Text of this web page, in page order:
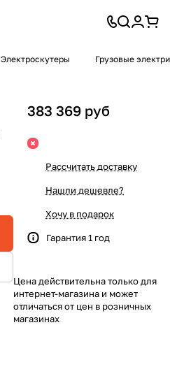
Электроскутеры Грузовые
383 369 руб
Рассчитать доставку
Нашли дешевле?
Хочу в подарок
Гарантия 1 год
Цена действительна только для
интернет-магазина и может
отличаться от цен в розничных
магазинах